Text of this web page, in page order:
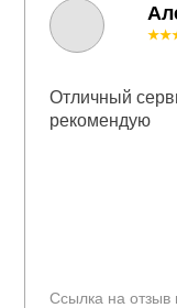
Ссылка на отзыв
Отличный
рекомендую